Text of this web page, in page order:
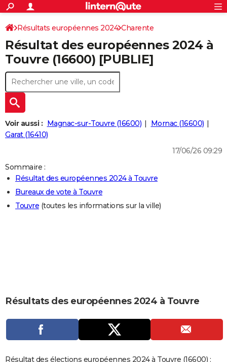
ACTUALITÉS
Politique
Société
Faits Divers
Education
Monde
Villes
+
SPORT
Coupe du monde 2026
Football
Tennis
Cyclisme
Rugby
Forum
Programme TV
TNT
Streaming
Cinéma
Sorties cinéma
Musique
+
FINANCE
Retraite
Impôts
Epargne
Immobilier
Risques naturels par ville
Banque
Assurance
Crédit
AUTO
Essais
Réserver un essai
Citadines
Berlines
SUV
Forum auto
+
HIGH-TECH
Mobiles
Meilleur smartphone
Internet
Ordinateurs
Jeux vidéo
Guide high-tech
+
BRICOLAGE
Guides de France
Escapades
Patrimoine
Expositions
Musées
Week-end nature
LIFESTYLE
Art de vivre
Bien-être
Loisirs
Mode
Modes de vie
CARTE DE VOEUX
Carte de Noël
Carte Bonne année
Carte Saint-Valentin
Carte Pâques
Carte d'anniversaire
DICTIONNAIRE
Dictionnaire
Biographies
Citations
Expressions
Proverbes
PROGRAMME TV
S'inscrire
Connexion
Résultats européennes 2024 Charente
Résultat des européennes 2024 à
Touvre (16600) [PUBLIE]
Voir aussi : Magnac-sur-Touvre (16600)
Mornac (16600)
Garat (16410)
17/06/26 09:29
Sommaire :
Résultat des européennes 2024 à Touvre
Bureaux de vote à Touvre
Touvre (toutes les informations sur la ville)
Résultats des européennes 2024 à Touvre
Résultat des élections européennes 2024 à Touvre (16600) :